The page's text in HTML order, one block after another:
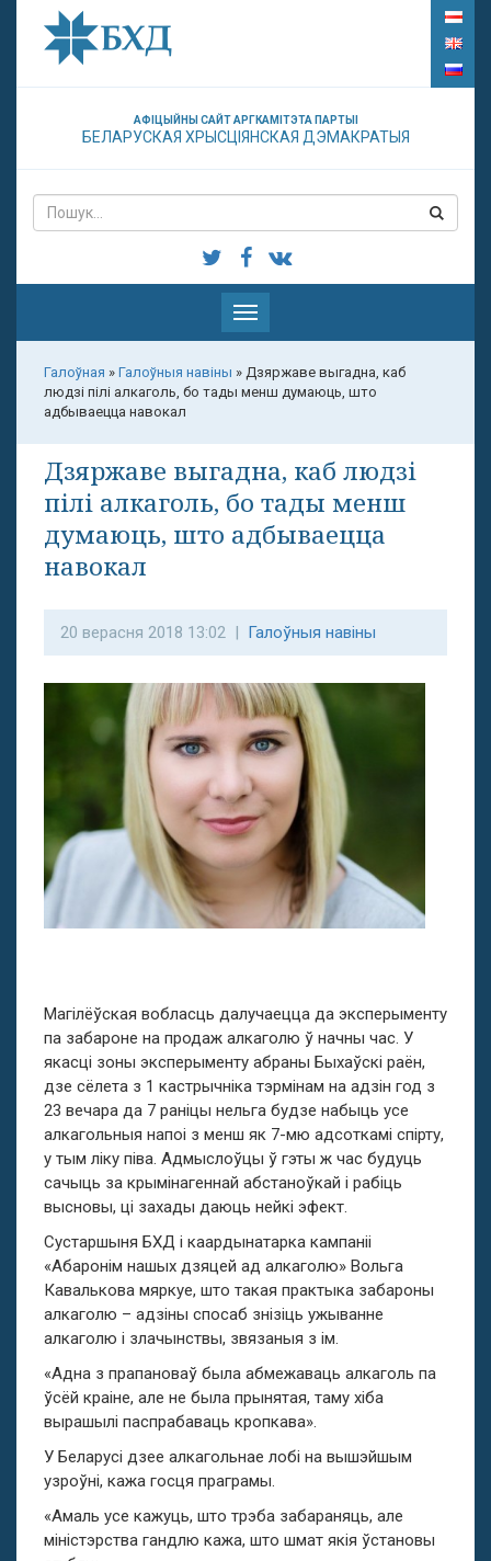
АФІЦЫЙНЫ САЙТ АРГКАМІТЭТА ПАРТЫІ
БЕЛАРУСКАЯ ХРЫСЦІЯНСКАЯ ДЭМАКРАТЫЯ
Паказаць
меню
Галоўная » Галоўныя навіны » Дзяржаве выгадна, каб
людзі пілі алкаголь, бо тады менш думаюць, што
адбываецца навокал
Дзяржаве выгадна, каб людзі
пілі алкаголь, бо тады менш
думаюць, што адбываецца
навокал
20 верасня 2018 13:02 | Галоўныя навіны
Магілёўская вобласць далучаецца да эксперыменту
па забароне на продаж алкаголю ў начны час. У
якасці зоны эксперыменту абраны Быхаўскі раён,
дзе сёлета з 1 кастрычніка тэрмінам на адзін год з
23 вечара да 7 раніцы нельга будзе набыць усе
алкагольныя напоі з менш як 7-мю адсоткамі спірту,
у тым ліку піва. Адмыслоўцы ў гэты ж час будуць
сачыць за крымінагеннай абстаноўкай і рабіць
высновы, ці захады даюць нейкі эфект.
Сустаршыня БХД і каардынатарка кампаніі
«Абаронім нашых дзяцей ад алкаголю» Вольга
Кавалькова мяркуе, што такая практыка забароны
алкаголю – адзіны спосаб знізіць ужыванне
алкаголю і злачынствы, звязаныя з ім.
«Адна з прапановаў была абмежаваць алкаголь па
ўсёй краіне, але не была прынятая, таму хіба
вырашылі паспрабаваць кропкава».
У Беларусі дзее алкагольнае лобі на вышэйшым
узроўні, кажа госця праграмы.
«Амаль усе кажуць, што трэба забараняць, але
міністэрства гандлю кажа, што шмат якія ўстановы